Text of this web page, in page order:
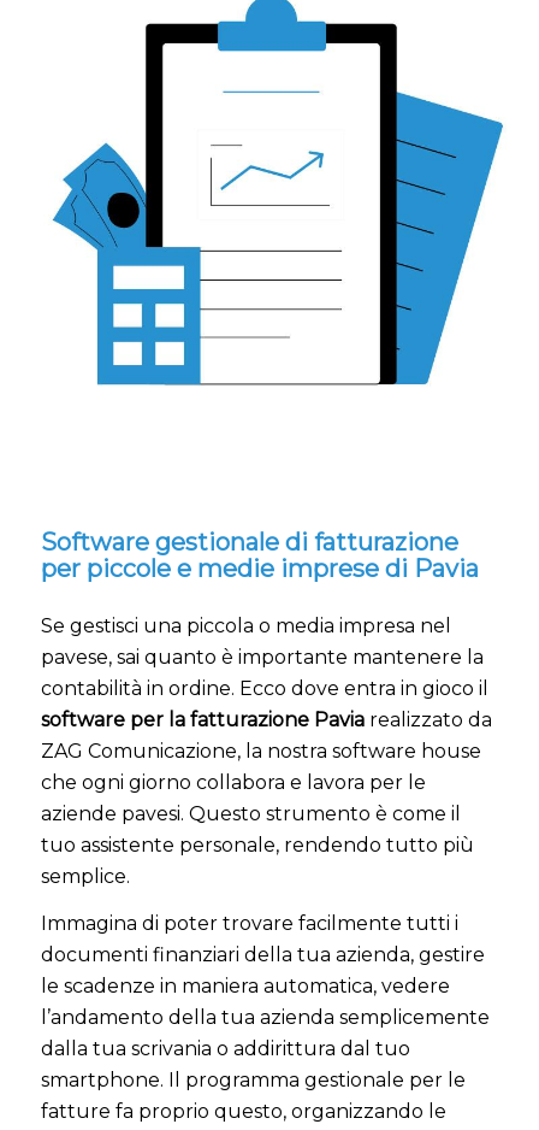
Software gestionale di fatturazione
per piccole e medie imprese di Pavia
Se gestisci una piccola o media impresa nel
pavese, sai quanto è importante mantenere la
contabilità in ordine. Ecco dove entra in gioco il
software per la fatturazione Pavia realizzato da
ZAG Comunicazione, la nostra software house
che ogni giorno collabora e lavora per le
aziende pavesi. Questo strumento è come il
tuo assistente personale, rendendo tutto più
semplice.
Immagina di poter trovare facilmente tutti i
documenti finanziari della tua azienda, gestire
le scadenze in maniera automatica, vedere
l’andamento della tua azienda semplicemente
dalla tua scrivania o addirittura dal tuo
smartphone. Il programma gestionale per le
fatture fa proprio questo, organizzando le